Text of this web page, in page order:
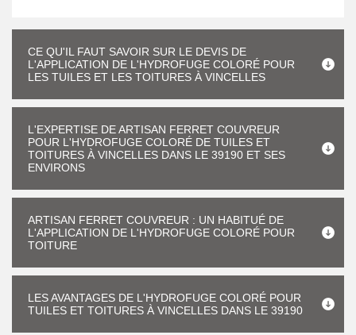
CE QU'IL FAUT SAVOIR SUR LE DEVIS DE
L'APPLICATION DE L'HYDROFUGE COLORÉ POUR
LES TUILES ET LES TOITURES À VINCELLES
L'EXPERTISE DE ARTISAN FERRET COUVREUR
POUR L'HYDROFUGE COLORÉ DE TUILES ET
TOITURES À VINCELLES DANS LE 39190 ET SES
ENVIRONS
ARTISAN FERRET COUVREUR : UN HABITUÉ DE
L'APPLICATION DE L'HYDROFUGE COLORÉ POUR
TOITURE
LES AVANTAGES DE L'HYDROFUGE COLORÉ POUR
TUILES ET TOITURES À VINCELLES DANS LE 39190